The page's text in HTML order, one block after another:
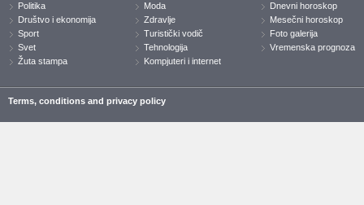
Politika
Društvo i ekonomija
Sport
Svet
Žuta stampa
Moda
Zdravlje
Turistički vodič
Tehnologija
Kompjuteri i internet
Dnevni horoskop
Mesečni horoskop
Foto galerija
Vremenska prognoza
Terms, conditions and privacy policy